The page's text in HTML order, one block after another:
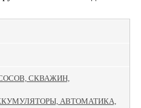
СКВАЖИН,
АВТОМАТИКА,